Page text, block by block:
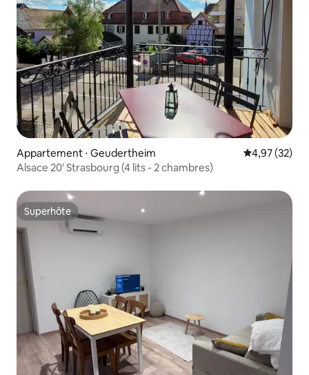
Appartement ⋅ Geudertheim Évaluation
4,97 (32)
Alsace 20' Strasbourg (4 lits - 2 chambres)
Superhôte
Superhôte